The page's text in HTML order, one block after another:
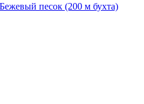
песок (200 м бухта)